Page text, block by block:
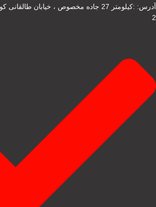
آدرس: :کیلومتر 27 جاده مخصوص ، خیابان
2